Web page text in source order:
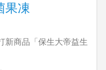
果凍
新商品「保生大帝益生